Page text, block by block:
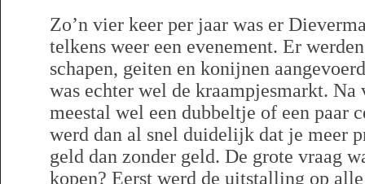
Zo’n vier keer per jaar was er
telkens weer een evenement. Er
schapen, geiten en konijnen
was echter wel de kraampjesmarkt. Na
meestal wel een dubbeltje of een paar
werd dan al snel duidelijk dat je meer
geld dan zonder geld. De grote vraag
kopen? Eerst werd de uitstalling op